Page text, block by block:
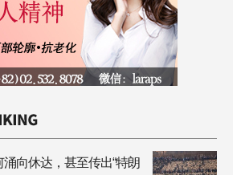
向休达，甚至传出“特朗